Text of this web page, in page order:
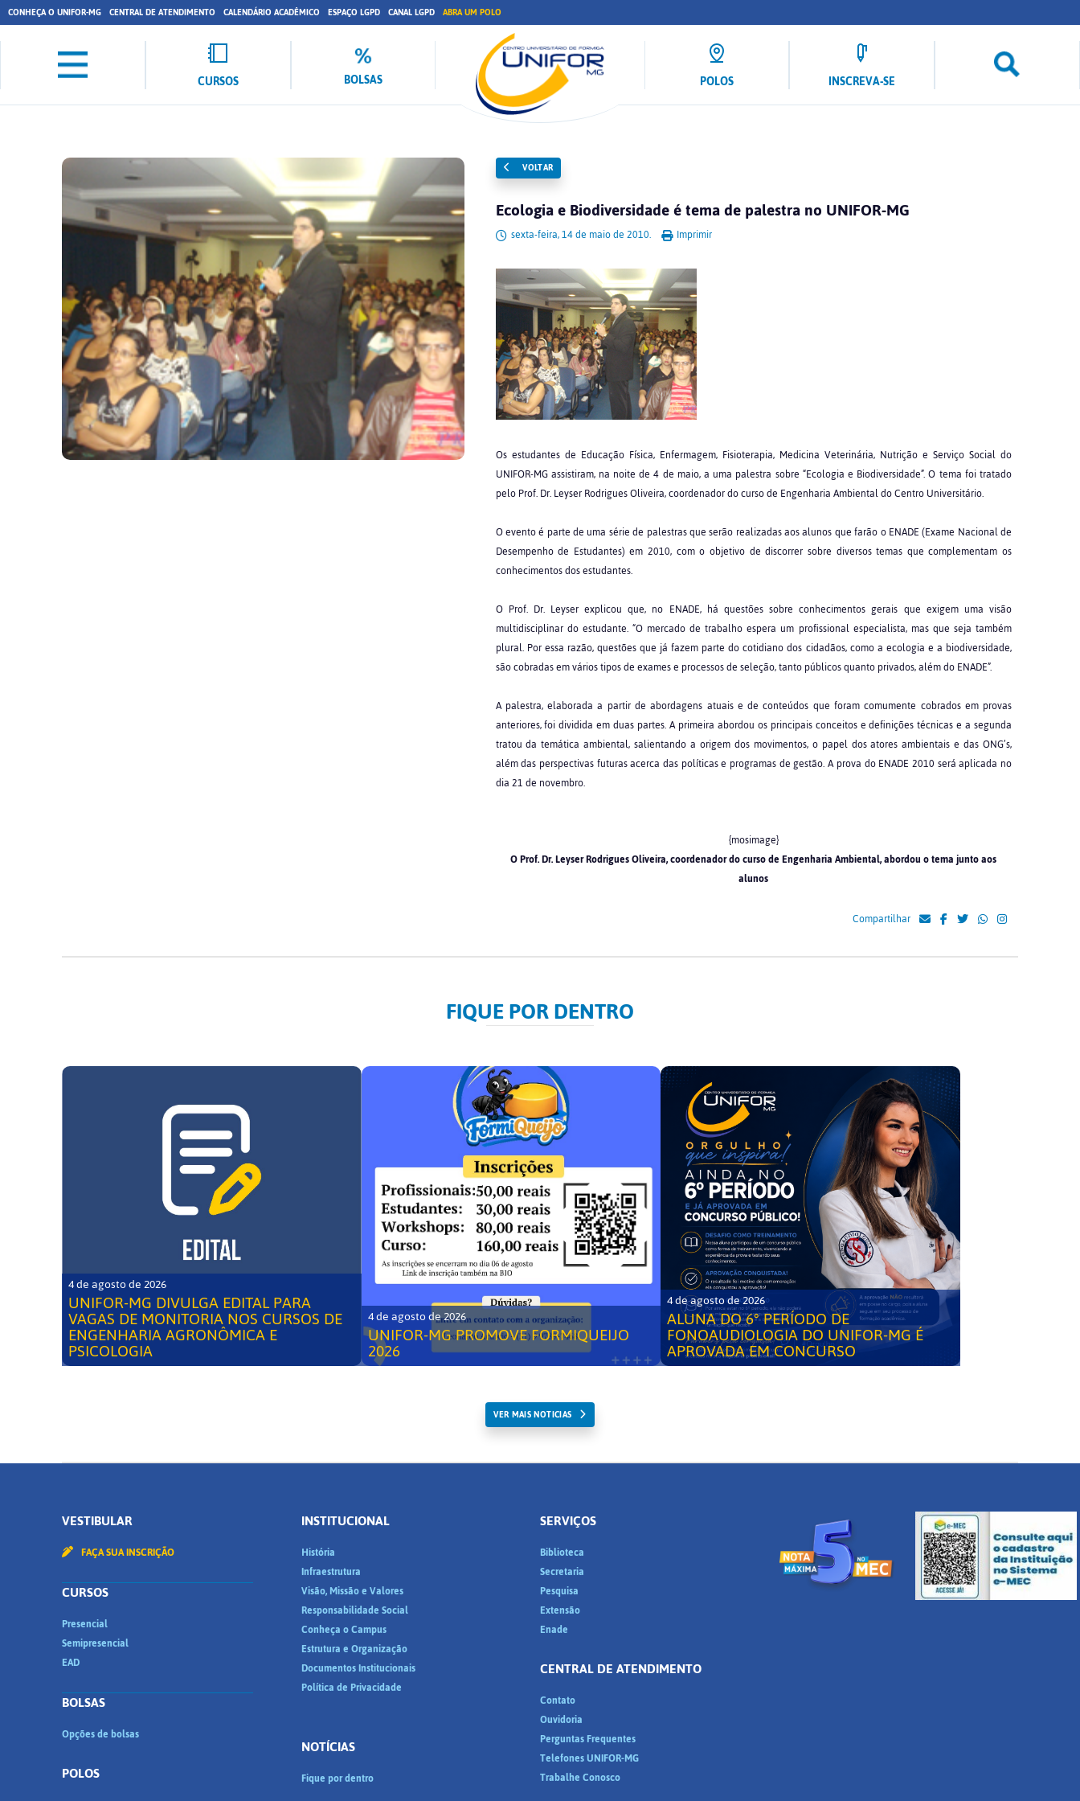
CONHEÇA O UNIFOR-MG CENTRAL DE ATENDIMENTO CALENDÁRIO ACADÊMICO ESPAÇO LGPD CANAL LGPD ABRA UM POLO
CURSOS BOLSAS POLOS INSCREVA-SE
VOLTAR
Ecologia e Biodiversidade é tema de palestra no UNIFOR-MG
sexta-feira, 14 de maio de 2010. Imprimir
Os estudantes de Educação Física, Enfermagem, Fisioterapia, Medicina Veterinária, Nutrição e Serviço Social do
UNIFOR-MG assistiram, na noite de 4 de maio, a uma palestra sobre “Ecologia e Biodiversidade”. O tema foi tratado
pelo Prof. Dr. Leyser Rodrigues Oliveira, coordenador do curso de Engenharia Ambiental do Centro Universitário.
O evento é parte de uma série de palestras que serão realizadas aos alunos que farão o ENADE (Exame Nacional de
Desempenho de Estudantes) em 2010, com o objetivo de discorrer sobre diversos temas que complementam os
conhecimentos dos estudantes.
O Prof. Dr. Leyser explicou que, no ENADE, há questões sobre conhecimentos gerais que exigem uma visão
multidisciplinar do estudante. “O mercado de trabalho espera um profissional especialista, mas que seja também
plural. Por essa razão, questões que já fazem parte do cotidiano dos cidadãos, como a ecologia e a biodiversidade,
são cobradas em vários tipos de exames e processos de seleção, tanto públicos quanto privados, além do ENADE”.
A palestra, elaborada a partir de abordagens atuais e de conteúdos que foram comumente cobrados em provas
anteriores, foi dividida em duas partes. A primeira abordou os principais conceitos e definições técnicas e a segunda
tratou da temática ambiental, salientando a origem dos movimentos, o papel dos atores ambientais e das ONG’s,
além das perspectivas futuras acerca das políticas e programas de gestão. A prova do ENADE 2010 será aplicada no
dia 21 de novembro.
{mosimage}
O Prof. Dr. Leyser Rodrigues Oliveira, coordenador do curso de Engenharia Ambiental, abordou o tema junto aos
alunos
Compartilhar
FIQUE POR DENTRO
4 de agosto de 2026
UNIFOR-MG DIVULGA EDITAL PARA
VAGAS DE MONITORIA NOS CURSOS DE
ENGENHARIA AGRONÔMICA E
PSICOLOGIA
4 de agosto de 2026
UNIFOR-MG PROMOVE FORMIQUEIJO
2026
4 de agosto de 2026
ALUNA DO 6° PERÍODO DE
FONOAUDIOLOGIA DO UNIFOR-MG É
APROVADA EM CONCURSO
VER MAIS NOTICIAS
VESTIBULAR
FAÇA SUA INSCRIÇÃO
CURSOS
Presencial
Semipresencial
EAD
BOLSAS
Opções de bolsas
POLOS
INSTITUCIONAL
História
Infraestrutura
Visão, Missão e Valores
Responsabilidade Social
Conheça o Campus
Estrutura e Organização
Documentos Institucionais
Política de Privacidade
NOTÍCIAS
Fique por dentro
SERVIÇOS
Biblioteca
Secretaria
Pesquisa
Extensão
Enade
CENTRAL DE ATENDIMENTO
Contato
Ouvidoria
Perguntas Frequentes
Telefones UNIFOR-MG
Trabalhe Conosco